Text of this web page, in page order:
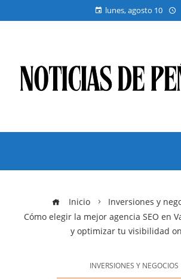
lunes, agosto 10
Inicio
Inversiones y
Cómo elegir la mejor agencia SEO en
y optimizar tu visibilidad
INVERSIONES Y NEGOCIOS